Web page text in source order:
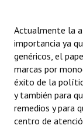
Actualmente la
importancia ya
genéricos, el
marcas por
éxito de la
y también para
remedios y para
centro de